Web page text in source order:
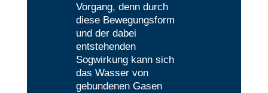
Vorgang, denn durch
diese Bewegungsform
und der dabei
entstehenden
Sogwirkung kann sich
das Wasser von
gebundenen Gasen